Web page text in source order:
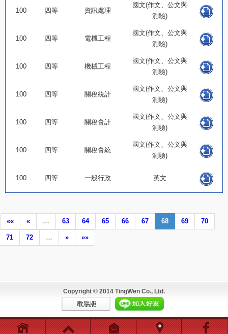
100 四等 資訊處理
國文(作文、公文與
測驗)
100 四等 電機工程
國文(作文、公文與
測驗)
100 四等 機械工程
國文(作文、公文與
測驗)
100 四等 關稅統計
國文(作文、公文與
測驗)
100 四等 關稅會計
國文(作文、公文與
測驗)
100 四等 關稅會統
國文(作文、公文與
測驗)
100 四等 一般行政 英文
«« « … 63 64 65 66 67 68 69 70
71 72 … » »»
Copyright © 2014 TingWen Co., Ltd.